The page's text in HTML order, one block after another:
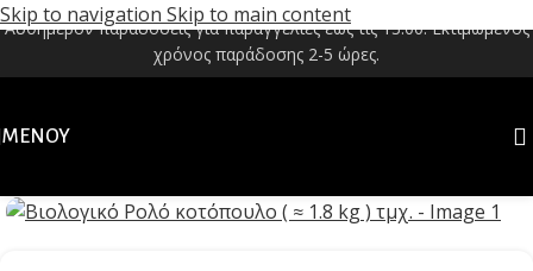
Skip to navigation Skip to main content
Αυθημερόν παραδόσεις για παραγγελίες έως τις 13:00. Εκτιμώμενος
χρόνος παράδοσης 2-5 ώρες.
ΜΕΝΟΎ